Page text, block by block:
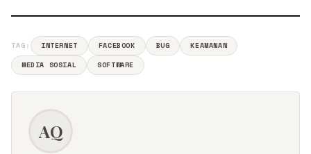
TAG: INTERNET FACEBOOK BUG
KEAMANAN
MEDIA SOSIAL
SOFTWARE
AQ